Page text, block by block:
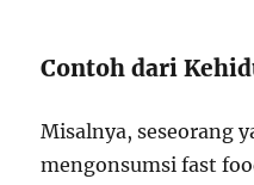
Contoh dari
Misalnya, seseorang
mengonsumsi fast